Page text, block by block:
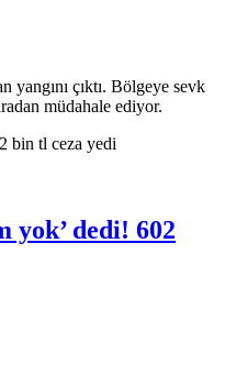
yangını çıktı. Bölgeye sevk
müdahale ediyor.
yok’ dedi! 602